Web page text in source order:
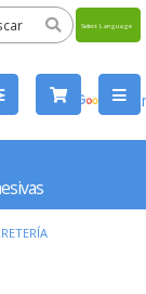
by